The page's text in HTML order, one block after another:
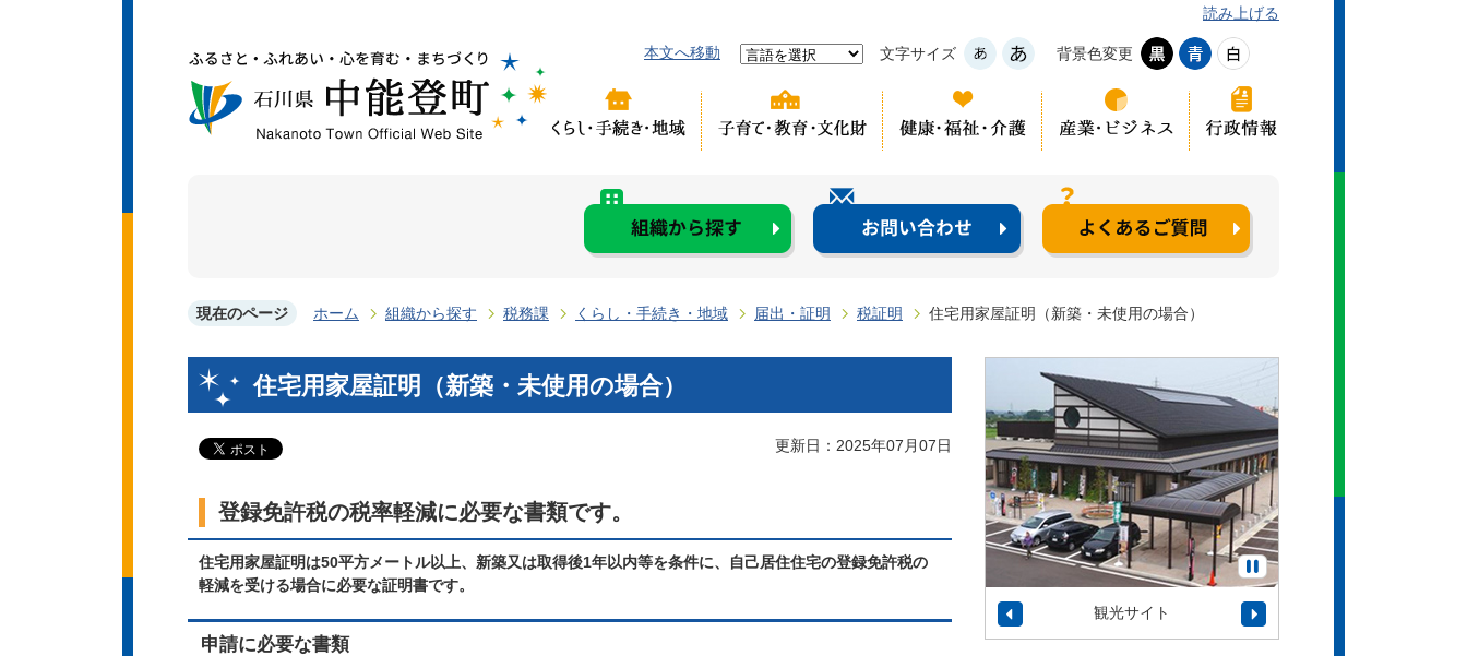
本文へ移動 文字サイズ 背景色変更
読み上げる
現在のページ ホーム 組織から探す 税務課 くらし・手続き・地域 届出・証明 税証明 住宅用家屋証明（新築・未使用の場合）
住宅用家屋証明（新築・未使用の場合）
更新日：2025年07月07日
登録免許税の税率軽減に必要な書類です。
住宅用家屋証明は50平方メートル以上、新築又は取得後1年以内等を条件に、自己居住住宅の登録免許税の
軽減を受ける場合に必要な証明書です。
申請に必要な書類
観光サイト